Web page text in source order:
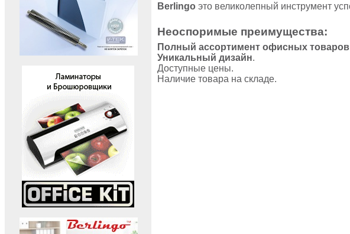
Berlingo это великолепный инструмент
Неоспоримые преимущества:
Полный ассортимент офисных товаров
Уникальный дизайн.
Доступные цены.
Наличие товара на складе.